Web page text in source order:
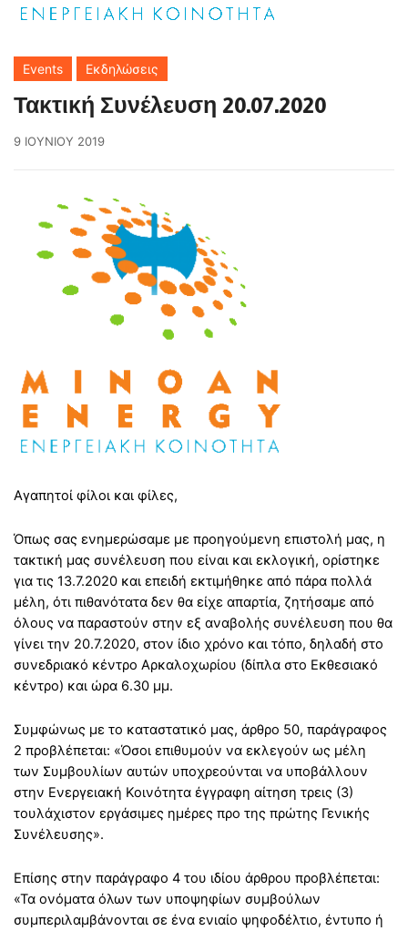
Events Εκδηλώσεις
Τακτική Συνέλευση 20.07.2020
9 ΙΟΥΝΊΟΥ 2019
Αγαπητοί φίλοι και φίλες,
Όπως σας ενημερώσαμε με προηγούμενη επιστολή μας, η
τακτική μας συνέλευση που είναι και εκλογική, ορίστηκε
για τις 13.7.2020 και επειδή εκτιμήθηκε από πάρα πολλά
μέλη, ότι πιθανότατα δεν θα είχε απαρτία, ζητήσαμε από
όλους να παραστούν στην εξ αναβολής συνέλευση που θα
γίνει την 20.7.2020, στον ίδιο χρόνο και τόπο, δηλαδή στο
συνεδριακό κέντρο Αρκαλοχωρίου (δίπλα στο Εκθεσιακό
κέντρο) και ώρα 6.30 μμ.
Συμφώνως με το καταστατικό μας, άρθρο 50, παράγραφος
2 προβλέπεται: «Όσοι επιθυμούν να εκλεγούν ως μέλη
των Συμβουλίων αυτών υποχρεούνται να υποβάλλουν
στην Ενεργειακή Κοινότητα έγγραφη αίτηση τρεις (3)
τουλάχιστον εργάσιμες ημέρες προ της πρώτης Γενικής
Συνέλευσης».
Επίσης στην παράγραφο 4 του ιδίου άρθρου προβλέπεται:
«Τα ονόματα όλων των υποψηφίων συμβούλων
συμπεριλαμβάνονται σε ένα ενιαίο ψηφοδέλτιο, έντυπο ή